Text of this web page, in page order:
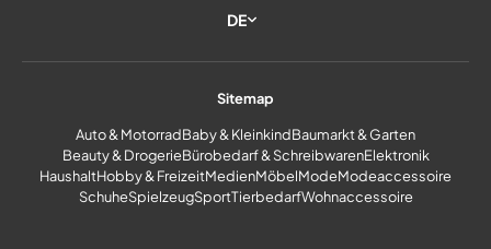
DE
Sitemap
Auto & MotorradBaby & KleinkindBaumarkt & Garten
Beauty & DrogerieBürobedarf & SchreibwarenElektronik
HaushaltHobby & FreizeitMedienMöbelModeModeaccessoire
SchuheSpielzeugSportTierbedarfWohnaccessoire